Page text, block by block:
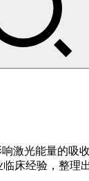
激光能量的
经验，整理